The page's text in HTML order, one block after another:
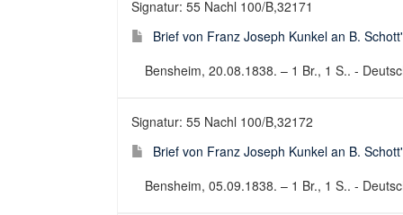
Signatur: 55 Nachl 100/B,32171
Brief von Franz Joseph Kunkel an B.
Bensheim, 20.08.1838. – 1 Br., 1 S.. -
Signatur: 55 Nachl 100/B,32172
Brief von Franz Joseph Kunkel an B.
Bensheim, 05.09.1838. – 1 Br., 1 S.. -